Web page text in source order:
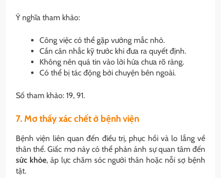
Ý nghĩa tham khảo:
Công việc có thể gặp vướng mắc nhỏ.
Cần cân nhắc kỹ trước khi đưa ra quyết định.
Không nên quá tin vào lời hứa chưa rõ ràng.
Có thể bị tác động bởi chuyện bên ngoài.
Số tham khảo: 19, 91.
7. Mơ thấy xác chết ở bệnh viện
Bệnh viện liên quan đến điều trị, phục hồi và lo lắng về
thân thể. Giấc mơ này có thể phản ánh sự quan tâm đến
sức khỏe, áp lực chăm sóc người thân hoặc nỗi sợ bệnh
tật.